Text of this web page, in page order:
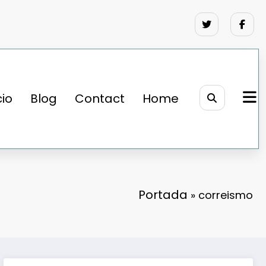
Blog Contact Home
Portada » correismo